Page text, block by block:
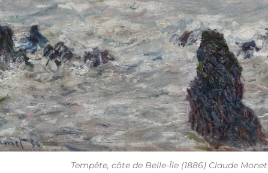
Tempête, côte de Belle-Île (1886) Claude Monet